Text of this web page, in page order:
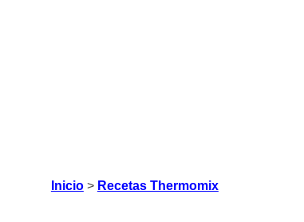
Inicio> Recetas Thermomix